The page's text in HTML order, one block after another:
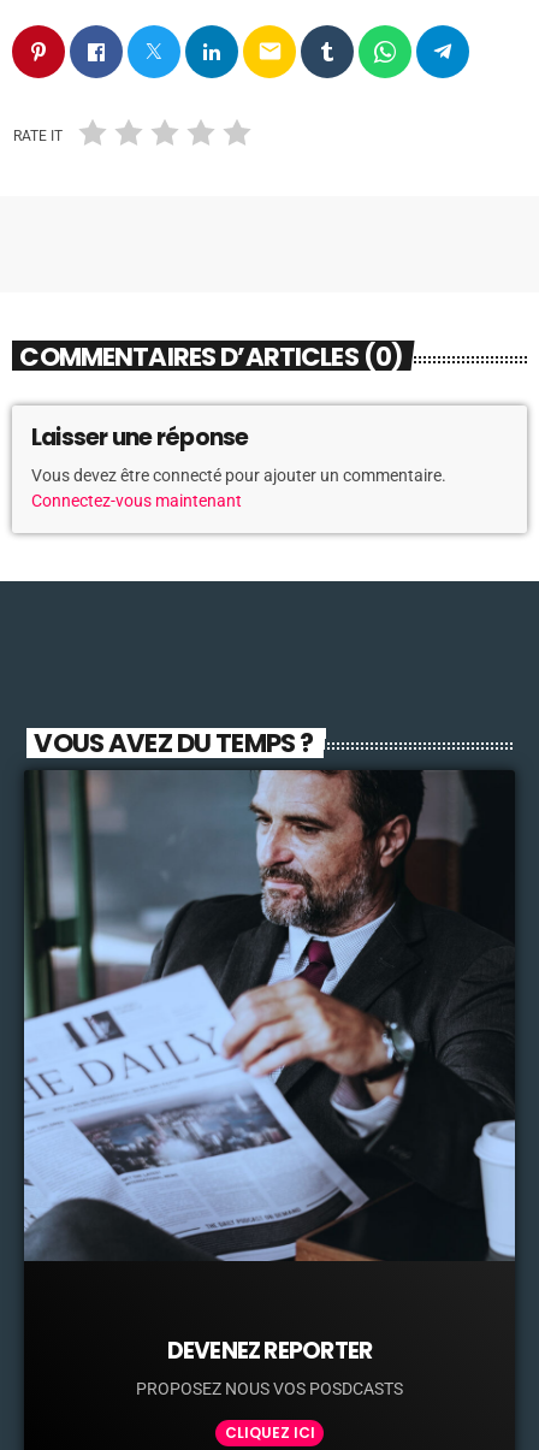
email
RATE IT
COMMENTAIRES D’ARTICLES (0)
Laisser une réponse
Vous devez être connecté pour ajouter un commentaire.
Connectez-vous maintenant
VOUS AVEZ DU TEMPS ?
DEVENEZ REPORTER
PROPOSEZ NOUS VOS POSDCASTS
CLIQUEZ ICI